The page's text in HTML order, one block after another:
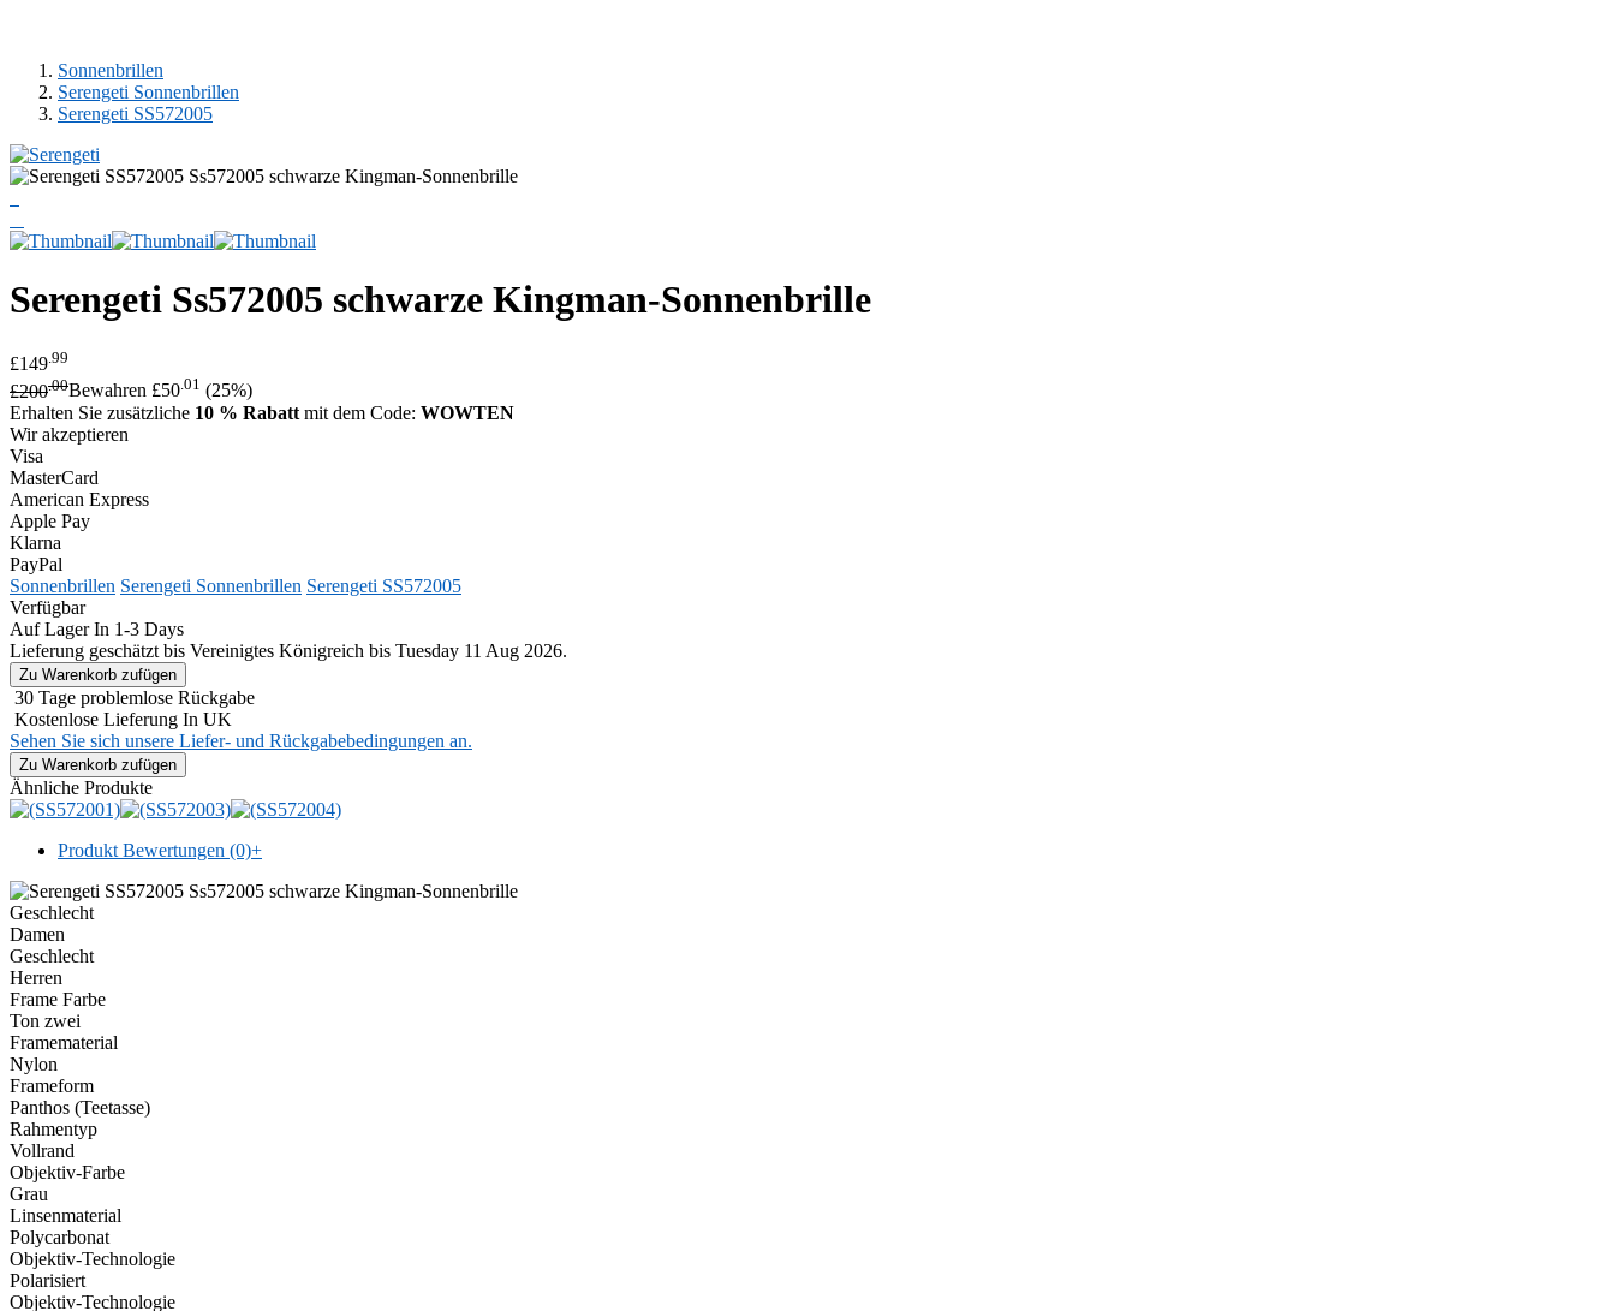
Sonnenbrillen
Serengeti Sonnenbrillen
Serengeti SS572005
Serengeti Ss572005 schwarze Kingman-Sonnenbrille
£149 .99
£200.00Bewahren £50.01 (25%)
Erhalten Sie zusätzliche 10 % Rabatt mit dem Code: WOWTEN
Wir akzeptieren
Visa
MasterCard
American Express
Apple Pay
Klarna
PayPal
Sonnenbrillen Serengeti Sonnenbrillen Serengeti SS572005
Verfügbar
Auf Lager In 1-3 Days
Lieferung geschätzt bis Vereinigtes Königreich bis Tuesday 11 Aug 2026.
30 Tage problemlose Rückgabe
Kostenlose Lieferung In UK
Sehen Sie sich unsere Liefer- und Rückgabebedingungen an.
Ähnliche Produkte
Produkt Bewertungen (0)+
Geschlecht
Damen
Geschlecht
Herren
Frame Farbe
Ton zwei
Framematerial
Nylon
Frameform
Panthos (Teetasse)
Rahmentyp
Vollrand
Objektiv-Farbe
Grau
Linsenmaterial
Polycarbonat
Objektiv-Technologie
Polarisiert
Objektiv-Technologie